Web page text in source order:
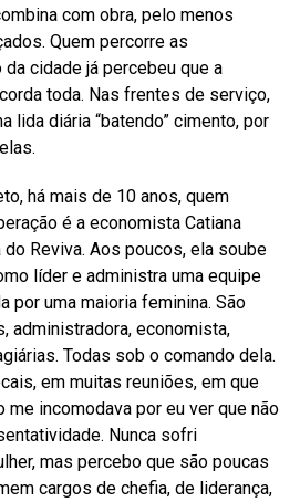
com obra, pelo menos
Quem percorre as
cidade já percebeu que a
toda. Nas frentes de serviço,
lida diária “batendo” cimento, por
há mais de 10 anos, quem
é a economista Catiana
do Reviva. Aos poucos, ela soube
líder e administra uma equipe
por uma maioria feminina. São
administradora, economista,
Todas sob o comando dela.
em muitas reuniões, em que
me incomodava por eu ver que não
Nunca sofri
mas percebo que são poucas
cargos de chefia, de liderança,